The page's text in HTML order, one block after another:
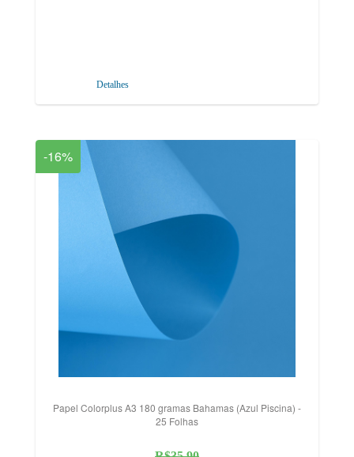
Detalhes
-16%
Papel Colorplus A3 180 gramas Bahamas (Azul Piscina) -
25 Folhas